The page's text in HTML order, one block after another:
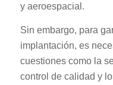
y aeroespacial.
Sin embargo, para
implantación, es
cuestiones como la
control de calidad y